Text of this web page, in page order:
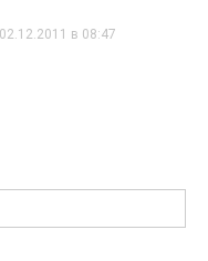
02.12.2011 в 08:47